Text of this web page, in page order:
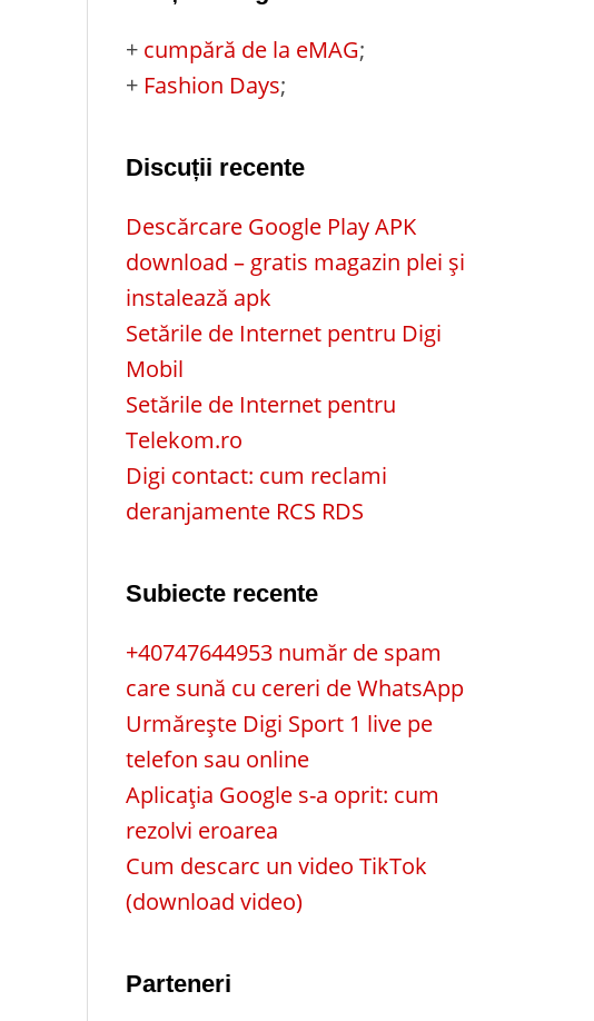
+ cumpără de la eMAG;
+ Fashion Days;
Discuții recente
Descărcare Google Play APK
download – gratis magazin plei și
instalează apk
Setările de Internet pentru Digi
Mobil
Setările de Internet pentru
Telekom.ro
Digi contact: cum reclami
deranjamente RCS RDS
Subiecte recente
+40747644953 număr de spam
care sună cu cereri de WhatsApp
Urmărește Digi Sport 1 live pe
telefon sau online
Aplicația Google s-a oprit: cum
rezolvi eroarea
Cum descarc un video TikTok
(download video)
Parteneri